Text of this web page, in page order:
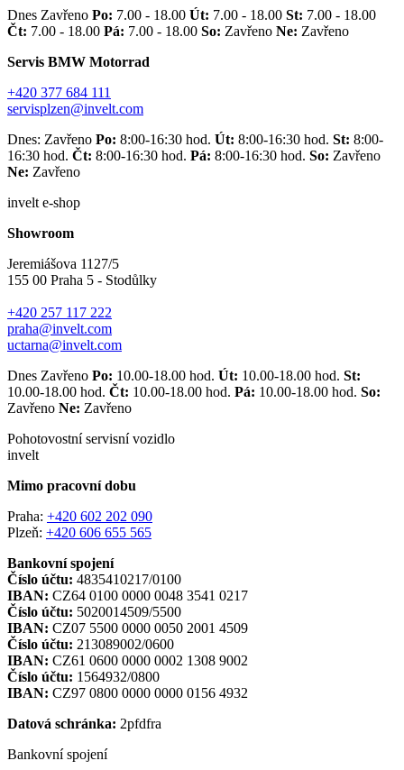
Dnes Zavřeno Po: 7.00 - 18.00 Út: 7.00 - 18.00 St: 7.00 - 18.00
Čt: 7.00 - 18.00 Pá: 7.00 - 18.00 So: Zavřeno Ne: Zavřeno
Servis BMW Motorrad
+420 377 684 111
servisplzen@invelt.com
Dnes: Zavřeno Po: 8:00-16:30 hod. Út: 8:00-16:30 hod. St: 8:00-
16:30 hod. Čt: 8:00-16:30 hod. Pá: 8:00-16:30 hod. So: Zavřeno
Ne: Zavřeno
invelt e-shop
Showroom
Jeremiášova 1127/5
155 00 Praha 5 - Stodůlky
+420 257 117 222
praha@invelt.com
uctarna@invelt.com
Dnes Zavřeno Po: 10.00-18.00 hod. Út: 10.00-18.00 hod. St:
10.00-18.00 hod. Čt: 10.00-18.00 hod. Pá: 10.00-18.00 hod. So:
Zavřeno Ne: Zavřeno
Pohotovostní servisní vozidlo
invelt
Mimo pracovní dobu
Praha: +420 602 202 090
Plzeň: +420 606 655 565
Bankovní spojení
Číslo účtu: 4835410217/0100
IBAN: CZ64 0100 0000 0048 3541 0217
Číslo účtu: 5020014509/5500
IBAN: CZ07 5500 0000 0050 2001 4509
Číslo účtu: 213089002/0600
IBAN: CZ61 0600 0000 0002 1308 9002
Číslo účtu: 1564932/0800
IBAN: CZ97 0800 0000 0000 0156 4932
Datová schránka: 2pfdfra
Bankovní spojení